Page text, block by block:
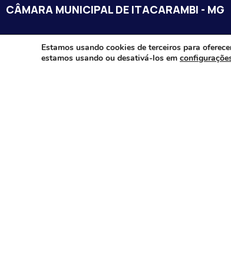
CÂMARA MUNICIPAL DE ITACARAMBI - MG
Endereço: Av. Juca Nascimento, n.º 240, Nossa
Itacarambi/MG – CEP: 39470-000
Estamos usando cookies de terceiros para
estamos usando ou desativá-los em